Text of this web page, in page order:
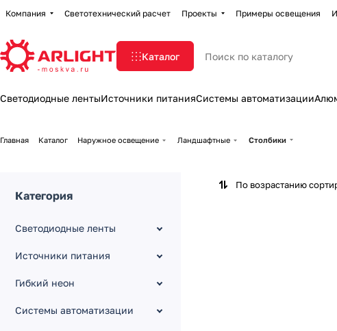
Компания Светотехнический расчет Проекты Примеры освещения
Каталог
Светодиодные лентыИсточники питанияСистемы автоматизации
Главная Каталог Наружное освещение Ландшафтные Столбики
По возрастанию
Категория
Светодиодные ленты
Источники питания
Гибкий неон
Системы автоматизации